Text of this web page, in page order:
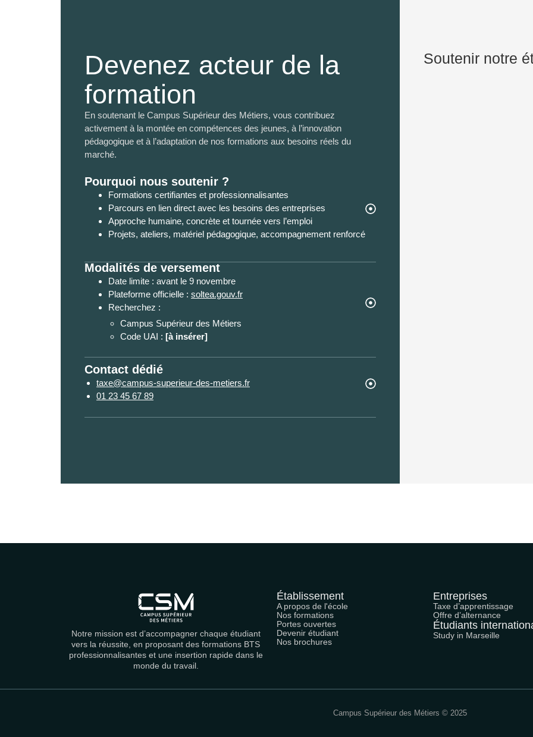
Devenez acteur de la
formation
En soutenant le Campus Supérieur des Métiers, vous contribuez
activement à la montée en compétences des jeunes, à l’innovation
pédagogique et à l’adaptation de nos formations aux besoins réels du
marché.
Pourquoi nous soutenir ?
Formations certifiantes et professionnalisantes
Parcours en lien direct avec les besoins des entreprises
Approche humaine, concrète et tournée vers l’emploi
Projets, ateliers, matériel pédagogique, accompagnement renforcé
Modalités de versement
Date limite : avant le 9 novembre
Plateforme officielle : soltea.gouv.fr
Recherchez :
Campus Supérieur des Métiers
Code UAI : [à insérer]
Contact dédié
taxe@campus-superieur-des-metiers.fr
01 23 45 67 89
Soutenir notre
Notre mission est d’accompagner chaque étudiant
vers la réussite, en proposant des formations BTS
professionnalisantes et une insertion rapide dans le
monde du travail.
Établissement
A propos de l'école
Nos formations
Portes ouvertes
Devenir étudiant
Nos brochures
Entreprises
Taxe d’apprentissage
Offre d’alternance
Étudiants
Study in Marseille
Campus Supérieur des Métiers © 2025